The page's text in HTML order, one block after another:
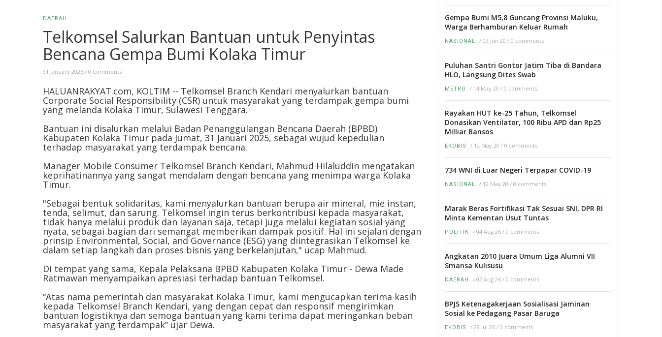
DAERAH
Telkomsel Salurkan Bantuan untuk Penyintas
Bencana Gempa Bumi Kolaka Timur
31 January 2025 / 0 Comments
HALUANRAKYAT.com, KOLTIM -- Telkomsel Branch Kendari menyalurkan bantuan
Corporate Social Responsibility (CSR) untuk masyarakat yang terdampak gempa bumi
yang melanda Kolaka Timur, Sulawesi Tenggara.
Bantuan ini disalurkan melalui Badan Penanggulangan Bencana Daerah (BPBD)
Kabupaten Kolaka Timur pada Jumat, 31 Januari 2025, sebagai wujud kepedulian
terhadap masyarakat yang terdampak bencana.
Manager Mobile Consumer Telkomsel Branch Kendari, Mahmud Hilaluddin mengatakan
keprihatinannya yang sangat mendalam dengan bencana yang menimpa warga Kolaka
Timur.
"Sebagai bentuk solidaritas, kami menyalurkan bantuan berupa air mineral, mie instan,
tenda, selimut, dan sarung. Telkomsel ingin terus berkontribusi kepada masyarakat,
tidak hanya melalui produk dan layanan saja, tetapi juga melalui kegiatan sosial yang
nyata, sebagai bagian dari semangat memberikan dampak positif. Hal ini sejalan dengan
prinsip Environmental, Social, and Governance (ESG) yang diintegrasikan Telkomsel ke
dalam setiap langkah dan proses bisnis yang berkelanjutan," ucap Mahmud.
Di tempat yang sama, Kepala Pelaksana BPBD Kabupaten Kolaka Timur - Dewa Made
Ratmawan menyampaikan apresiasi terhadap bantuan Telkomsel.
“Atas nama pemerintah dan masyarakat Kolaka Timur, kami mengucapkan terima kasih
kepada Telkomsel Branch Kendari, yang dengan cepat dan responsif mengirimkan
bantuan logistiknya dan semoga bantuan yang kami terima dapat meringankan beban
masyarakat yang terdampak” ujar Dewa.
Gempa Bumi M5,8 Guncang Provinsi Maluku,
Warga Berhamburan Keluar Rumah
NASIONAL / 09 Jun 20 / 0 comments
Puluhan Santri Gontor Jatim Tiba di Bandara
HLO, Langsung Dites Swab
METRO / 14 May 20 / 0 comments
Rayakan HUT ke-25 Tahun, Telkomsel
Donasikan Ventilator, 100 Ribu APD dan Rp25
Milliar Bansos
EKOBIS / 12 May 20 / 0 comments
734 WNI di Luar Negeri Terpapar COVID-19
NASIONAL / 12 May 20 / 0 comments
Marak Beras Fortifikasi Tak Sesuai SNI, DPR RI
Minta Kementan Usut Tuntas
POLITIK / 04 Aug 26 / 0 comments
Angkatan 2010 Juara Umum Liga Alumni VII
Smansa Kulisusu
DAERAH / 02 Aug 26 / 0 comments
BPJS Ketenagakerjaan Sosialisasi Jaminan
Sosial ke Pedagang Pasar Baruga
EKOBIS / 29 Jul 26 / 0 comments